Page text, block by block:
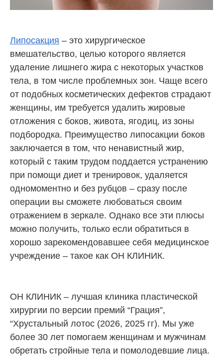
Липосакция – это хирургическое
вмешательство, целью которого является
удаление лишнего жира с некоторых участков
тела, в том числе проблемных зон. Чаще всего
от подобных косметических дефектов страдают
женщины, им требуется удалить жировые
отложения с боков, живота, ягодиц, из зоны
подбородка. Преимущество липосакции боков
заключается в том, что ненавистный жир,
который с таким трудом поддается устранению
при помощи диет и тренировок, удаляется
одномоментно и без рубцов – сразу после
операции вы сможете любоваться своим
отражением в зеркале. Однако все эти плюсы
можно получить, только если обратиться в
хорошо зарекомендовавшее себя медицинское
учреждение – такое как ОН КЛИНИК.
ОН КЛИНИК – лучшая клиника пластической
хирургии по версии премий “Грация”,
“Хрустальный лотос (2026, 2025 гг). Мы уже
более 30 лет помогаем женщинам и мужчинам
обретать стройные тела и помолодевшие лица.